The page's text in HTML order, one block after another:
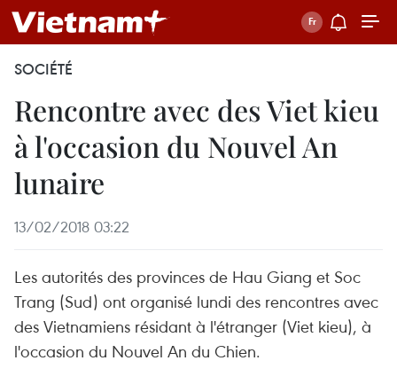
SOCIÉTÉ
Rencontre avec des Viet kieu
à l'occasion du Nouvel An
lunaire
13/02/2018 03:22
Les autorités des provinces de Hau Giang et Soc
Trang (Sud) ont organisé lundi des rencontres avec
des Vietnamiens résidant à l'étranger (Viet kieu), à
l'occasion du Nouvel An du Chien.